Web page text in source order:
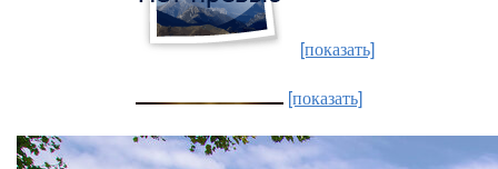
[показать]
[показать]